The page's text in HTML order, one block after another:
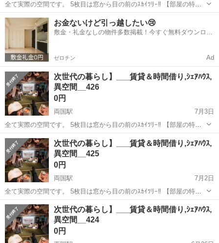
全て実際の空間です。 5枚目は窓から目の前のｽｶｲﾂﾘｰ‼︎ 【部屋の特
徴】 ➊生活に必要な全てがある (風呂ﾄｲﾚ,ﾛﾌﾄ＆ｿﾌｧﾍﾞｯﾄﾞ,洗濯乾燥機,
全料理対応家電, ➋8k大画面＆360°立体音響 ↪︎映画,You...
東京 墨田区 両国駅 シェアハウス 無料
お金ないけど引っ越したい😢
敷金・礼金なしの物件多数掲載！今すぐ無料ダウンロー
ゼロチン Ad
次世代の暮らし】___賃貸＆時間借り,ｼｪｱﾊｳｽ,
異空間__426
0円
両国駅
7月3日
全て実際の空間です。 5枚目は窓から目の前のｽｶｲﾂﾘｰ‼︎ 【部屋の特
徴】 ➊生活に必要な全てがある (風呂ﾄｲﾚ,ﾛﾌﾄ＆ｿﾌｧﾍﾞｯﾄﾞ,洗濯乾燥機,
全料理対応家電, ➋8k大画面＆360°立体音響 ↪︎映画,You...
東京 墨田区 両国駅 シェアハウス
次世代の暮らし】___賃貸＆時間借り,ｼｪｱﾊｳｽ,
異空間__425
0円
両国駅
7月2日
全て実際の空間です。 5枚目は窓から目の前のｽｶｲﾂﾘｰ‼︎ 【部屋の特
徴】 ➊生活に必要な全てがある (風呂ﾄｲﾚ,ﾛﾌﾄ＆ｿﾌｧﾍﾞｯﾄﾞ,洗濯乾燥機,
全料理対応家電, ➋8k大画面＆360°立体音響 ↪︎映画,You...
東京 墨田区 両国駅 シェアハウス 無料
次世代の暮らし】___賃貸＆時間借り,ｼｪｱﾊｳｽ,
異空間__424
0円